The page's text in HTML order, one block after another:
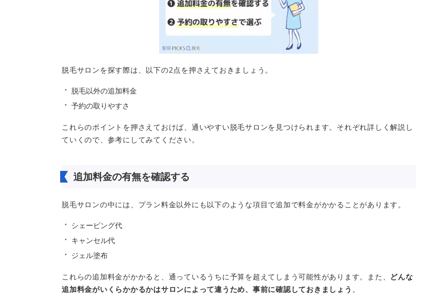
脱毛サロンを探す際は、以下の2点を押さえておきましょう。
脱毛以外の追加料金
予約の取りやすさ
これらのポイントを押さえておけば、通いやすい脱毛サロンを見つけられます。それぞれ詳しく解説し
ていくので、参考にしてみてください。
追加料金の有無を確認する
脱毛サロンの中には、プラン料金以外にも以下のような項目で追加で料金がかかることがあります。
シェービング代
キャンセル代
ジェル塗布
これらの追加料金がかかると、通っているうちに予算を超えてしまう可能性があります。また、 どんな
追加料金がいくらかかるかはサロンによって違うため、事前に確認しておきましょう 。